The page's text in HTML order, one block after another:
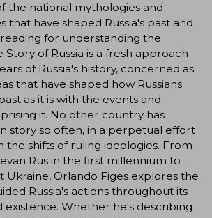
the national mythologies and
that have shaped Russia's past and
for understanding the
of Russia is a fresh approach
of Russia's history, concerned as
that have shaped how Russians
as it is with the events and
it. No other country has
story so often, in a perpetual effort
the shifts of ruling ideologies. From
Rus in the first millennium to
Ukraine, Orlando Figes explores the
Russia's actions throughout its
Whether he's describing